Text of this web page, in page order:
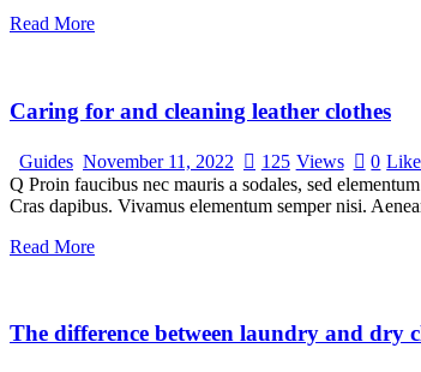
Read More
Caring for and cleaning leather clothes
Guides November 11, 2022 125 Views 0
Q Proin faucibus nec mauris a sodales, sed
Cras dapibus. Vivamus elementum semper nisi.
Read More
The difference between laundry and dry